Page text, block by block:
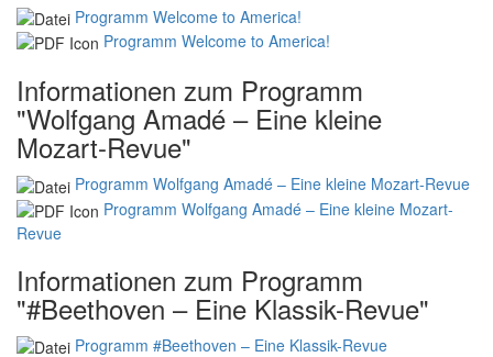
Programm Welcome to America!
Programm Welcome to America!
Informationen zum Programm
"Wolfgang Amadé – Eine kleine
Mozart-Revue"
Programm Wolfgang Amadé – Eine kleine Mozart-Revue
Programm Wolfgang Amadé – Eine kleine Mozart-
Revue
Informationen zum Programm
"#Beethoven – Eine Klassik-Revue"
Programm #Beethoven – Eine Klassik-Revue